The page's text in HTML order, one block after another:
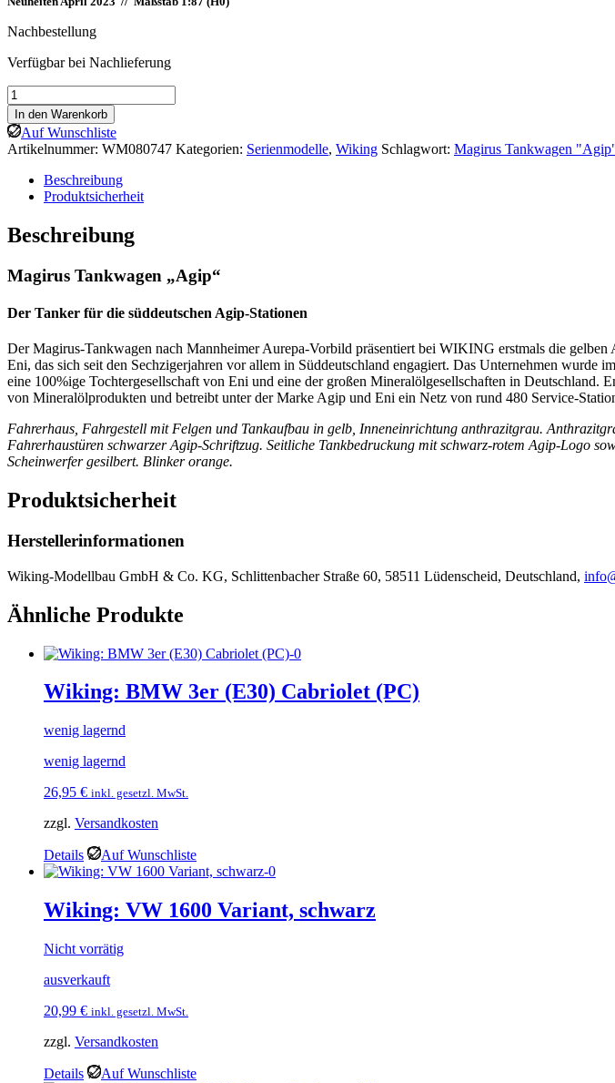
Nachbestellung
Verfügbar bei Nachlieferung
Wiking:
Magirus
Tankwagen
"Agip"
Menge
In den Warenkorb
Auf Wunschliste
Artikelnummer: WM080747 Kategorien: Serienmodelle, Wiking Schlagwort: Magirus Tankwagen
Beschreibung
Produktsicherheit
Beschreibung
Magirus Tankwagen „Agip“
Der Tanker für die süddeutschen Agip-Stationen
Der Magirus-Tankwagen nach Mannheimer Aurepa-Vorbild präsentiert bei WIKING erstmals die
Eni, das sich seit den Sechzigerjahren vor allem in Süddeutschland engagiert. Das Unternehmen
eine 100%ige Tochtergesellschaft von Eni und eine der großen Mineralölgesellschaften in
von Mineralölprodukten und betreibt unter der Marke Agip und Eni ein Netz von rund 480 Service-
Fahrerhaus, Fahrgestell mit Felgen und Tankaufbau in gelb, Inneneinrichtung anthrazitgrau.
Fahrerhaustüren schwarzer Agip-Schriftzug. Seitliche Tankbedruckung mit schwarz-rotem Agip-Logo
Scheinwerfer gesilbert. Blinker orange.
Produktsicherheit
Herstellerinformationen
Wiking-Modellbau GmbH & Co. KG, Schlittenbacher Straße 60, 58511 Lüdenscheid, Deutschland,
Ähnliche Produkte
Wiking: BMW 3er (E30) Cabriolet (PC)
wenig lagernd
wenig lagernd
26,95 € inkl. gesetzl. MwSt.
zzgl. Versandkosten
Details Auf Wunschliste
Wiking: VW 1600 Variant, schwarz
Nicht vorrätig
ausverkauft
20,99 € inkl. gesetzl. MwSt.
zzgl. Versandkosten
Details Auf Wunschliste